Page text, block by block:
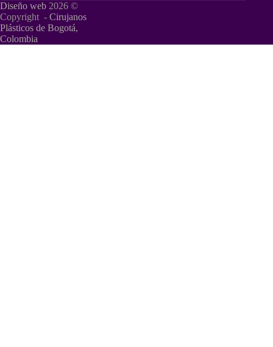
Diseño web 2026 ©
Copyright - Cirujanos
Plásticos de Bogotá,
Colombia